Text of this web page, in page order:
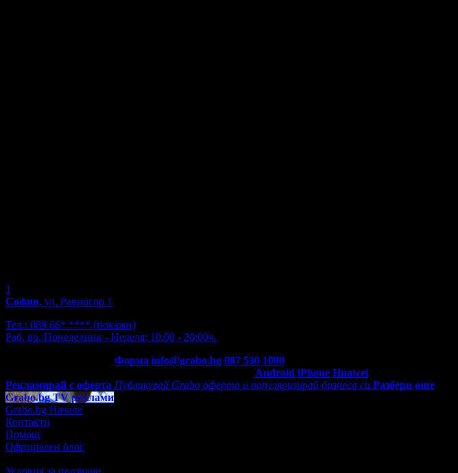
1
София, ул. Равногор 1
Тел.: 089 66* **** (покажи)
Раб. вр.:Понеделник - Неделя: 10:00 - 20:00ч.
Форма info@grabo.bg 087 530 1090
Android iPhone Huawei
Рекламирай с оферта Публикувай Grabo оферта и популяризирай бизнеса си Разбери още
Grabo.bg TV реклами
Grabo.bg Начало
Контакти
Помощ
Официален блог